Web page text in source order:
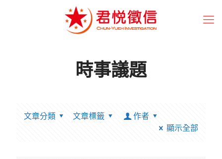
時事議題
文章分類 文章標籤
作者
顯示全部